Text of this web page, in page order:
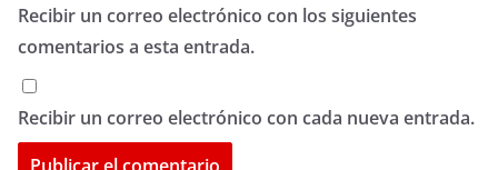
Recibir un correo electrónico con los siguientes
comentarios a esta entrada.
Recibir un correo electrónico con cada nueva entrada.